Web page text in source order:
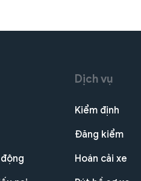
Dịch vụ
Kiểm định
Đăng kiểm
Hoán cải xe